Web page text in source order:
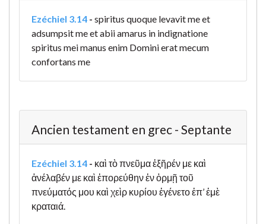
Ezéchiel 3.14 - spiritus quoque levavit me et
adsumpsit me et abii amarus in indignatione
spiritus mei manus enim Domini erat mecum
confortans me
Ancien testament en grec - Septante
Ezéchiel 3.14 - καὶ τὸ πνεῦμα ἐξῆρέν με καὶ
ἀνέλαβέν με καὶ ἐπορεύθην ἐν ὁρμῇ τοῦ
πνεύματός μου καὶ χεὶρ κυρίου ἐγένετο ἐπ’ ἐμὲ
κραταιά.